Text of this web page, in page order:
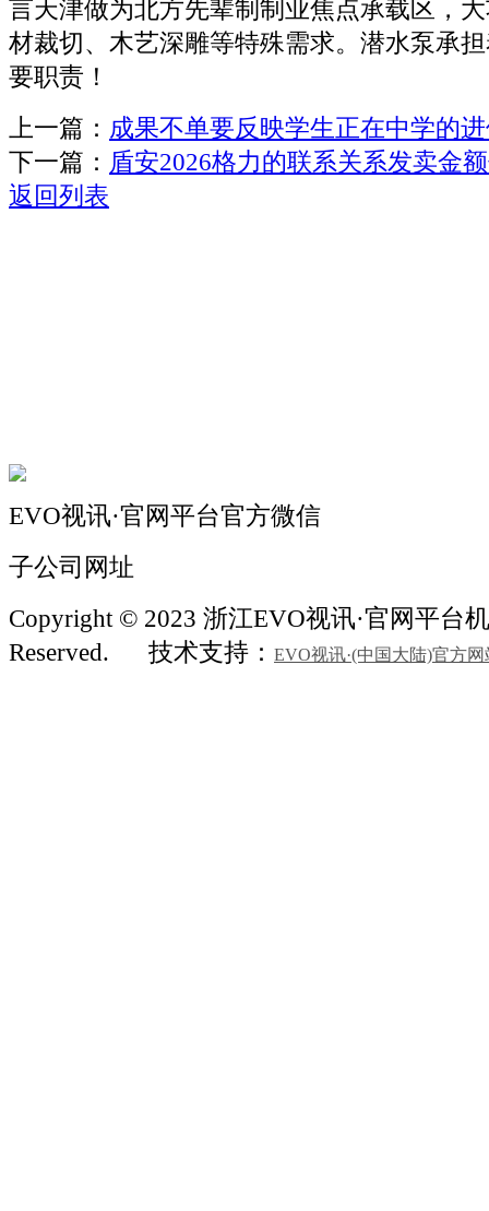
言天津做为北方先辈制制业焦点承载区，
材裁切、木艺深雕等特殊需求。潜水泵承
要职责！
上一篇： 成果不单要反映学生正在中学的
下一篇： 盾安2026格力的联系关系发卖金
返回列表
EVO视讯·官网平台官方微信
子公司网址
Copyright © 2023 浙江EVO视讯·官网平台
Reserved.
技术支持： EVO视讯·(中国大陆)官方网